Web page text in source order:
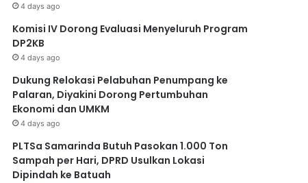
4 days ago
Komisi IV Dorong Evaluasi Menyeluruh Program
DP2KB
4 days ago
Dukung Relokasi Pelabuhan Penumpang ke
Palaran, Diyakini Dorong Pertumbuhan
Ekonomi dan UMKM
4 days ago
PLTSa Samarinda Butuh Pasokan 1.000 Ton
Sampah per Hari, DPRD Usulkan Lokasi
Dipindah ke Batuah